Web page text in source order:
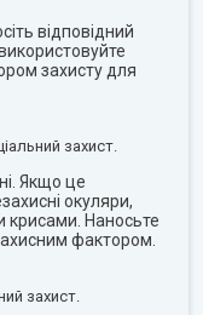
відповідний
захисту для
захист.
Якщо це
окуляри,
крисами. Наносьте
фактором.
захист.